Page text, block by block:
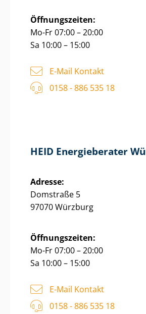
Öffnungszeiten:
Mo-Fr 07:00 – 20:00
Sa 10:00 – 15:00
E-Mail Kontakt
0158 - 886 535 18
HEID Energieberater
Adresse:
Domstraße 5
97070 Würzburg
Öffnungszeiten:
Mo-Fr 07:00 – 20:00
Sa 10:00 – 15:00
E-Mail Kontakt
0158 - 886 535 18